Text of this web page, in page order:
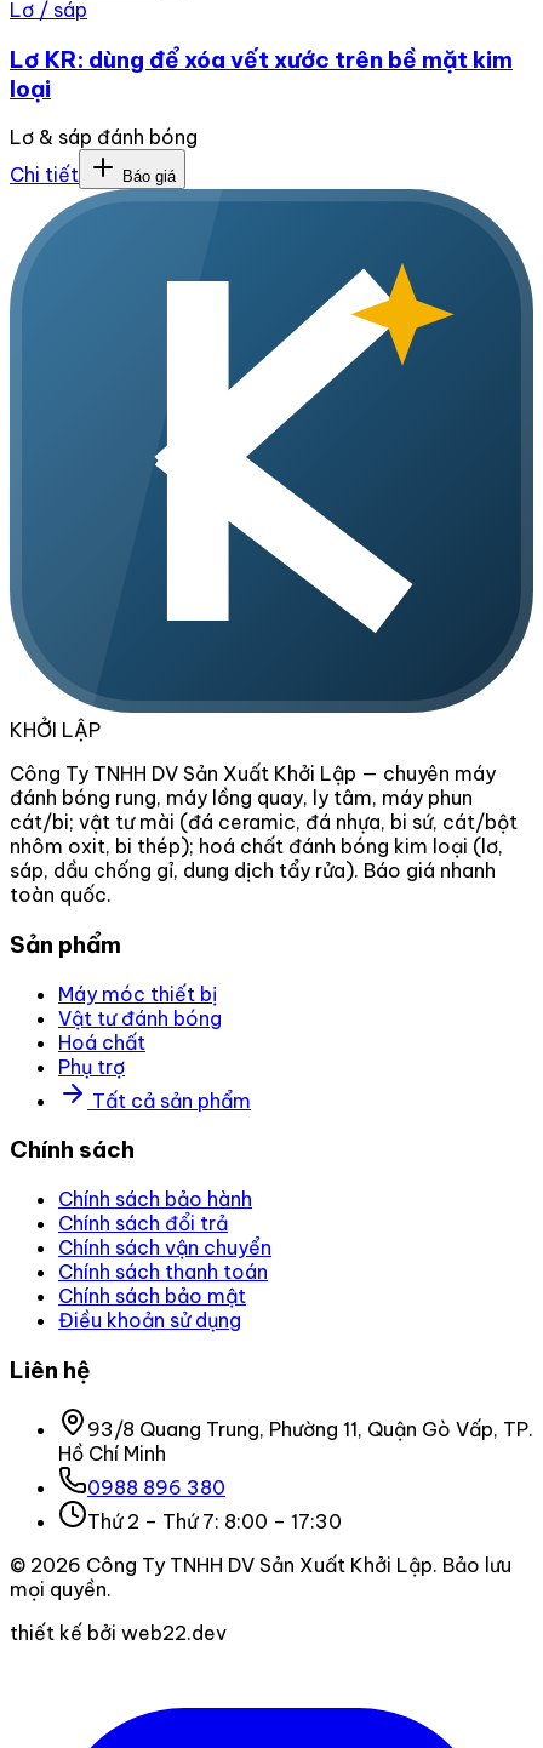
Lơ / sáp
Lơ KR: dùng để xóa vết xước trên bề mặt kim
loại
Lơ & sáp đánh bóng
Chi tiết
Báo giá
KHỞI LẬP
Công Ty TNHH DV Sản Xuất Khởi Lập — chuyên máy
đánh bóng rung, máy lồng quay, ly tâm, máy phun
cát/bi; vật tư mài (đá ceramic, đá nhựa, bi sứ, cát/bột
nhôm oxit, bi thép); hoá chất đánh bóng kim loại (lơ,
sáp, dầu chống gỉ, dung dịch tẩy rửa). Báo giá nhanh
toàn quốc.
Sản phẩm
Máy móc thiết bị
Vật tư đánh bóng
Hoá chất
Phụ trợ
Tất cả sản phẩm
Chính sách
Chính sách bảo hành
Chính sách đổi trả
Chính sách vận chuyển
Chính sách thanh toán
Chính sách bảo mật
Điều khoản sử dụng
Liên hệ
93/8 Quang Trung, Phường 11, Quận Gò Vấp, TP.
Hồ Chí Minh
0988 896 380
Thứ 2 – Thứ 7: 8:00 – 17:30
© 2026 Công Ty TNHH DV Sản Xuất Khởi Lập. Bảo lưu
mọi quyền.
thiết kế bởi web22.dev